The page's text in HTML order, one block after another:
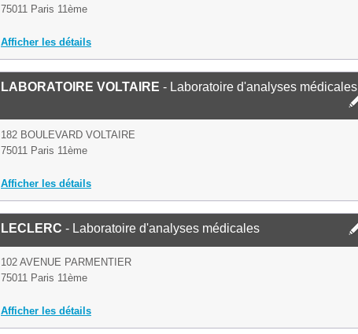
75011 Paris 11ème
Afficher les détails
LABORATOIRE VOLTAIRE - Laboratoire d'analyses médicales
182 BOULEVARD VOLTAIRE
75011 Paris 11ème
Afficher les détails
LECLERC - Laboratoire d'analyses médicales
102 AVENUE PARMENTIER
75011 Paris 11ème
Afficher les détails